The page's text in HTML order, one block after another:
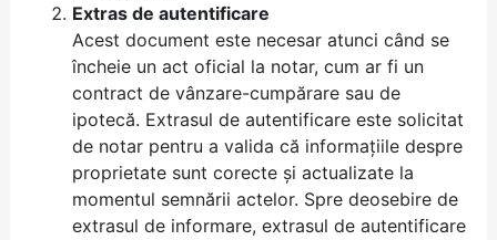
Extras de autentificare
Acest document este necesar atunci când se
încheie un act oficial la notar, cum ar fi un
contract de vânzare-cumpărare sau de
ipotecă. Extrasul de autentificare este solicitat
de notar pentru a valida că informațiile despre
proprietate sunt corecte și actualizate la
momentul semnării actelor. Spre deosebire de
extrasul de informare, extrasul de autentificare